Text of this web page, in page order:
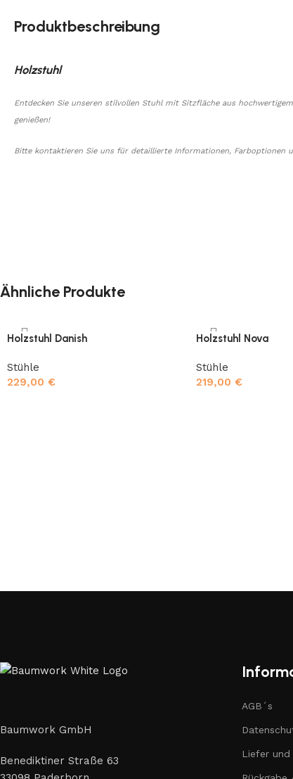
Produktbeschreibung
Holzstuhl
Entdecken Sie unseren stilvollen Stuhl mit Sitzfläche aus
genießen!
Bitte kontaktieren Sie uns für detaillierte Informationen, Farboptionen
Ähnliche Produkte
Holzstuhl Danish
Stühle
229,00 €
Holzstuhl Nova
Stühle
219,00 €
Baumwork GmbH
Benediktiner Straße 63
AGB´s
Liefer und